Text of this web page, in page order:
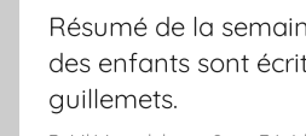
Résumé de la
des enfants sont
guillemets.